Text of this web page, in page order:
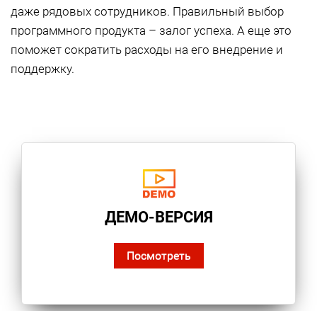
даже рядовых сотрудников. Правильный выбор
программного продукта – залог успеха. А еще это
поможет сократить расходы на его внедрение и
поддержку.
ДЕМО-ВЕРСИЯ
Посмотреть